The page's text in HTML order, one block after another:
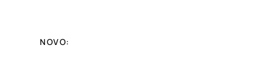
NOVO: